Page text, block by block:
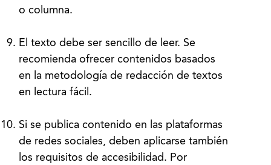
o columna.
El texto debe ser sencillo de leer. Se
recomienda ofrecer contenidos basados
en la metodología de redacción de textos
en lectura fácil.
Si se publica contenido en las plataformas
de redes sociales, deben aplicarse también
los requisitos de accesibilidad. Por